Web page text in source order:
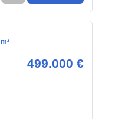
499.000 €